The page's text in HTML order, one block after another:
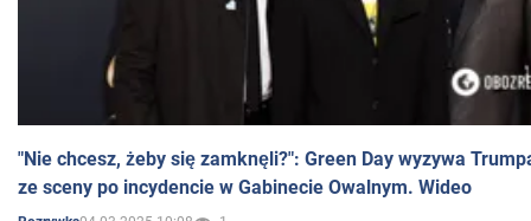
"Nie chcesz, żeby się zamknęli?": Green Day wyzywa
ze sceny po incydencie w Gabinecie Owalnym. Wideo